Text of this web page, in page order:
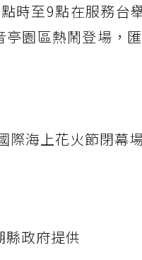
時至9點在服務台
亭園區熱鬧登場，
海上花火節閉幕場
縣政府提供